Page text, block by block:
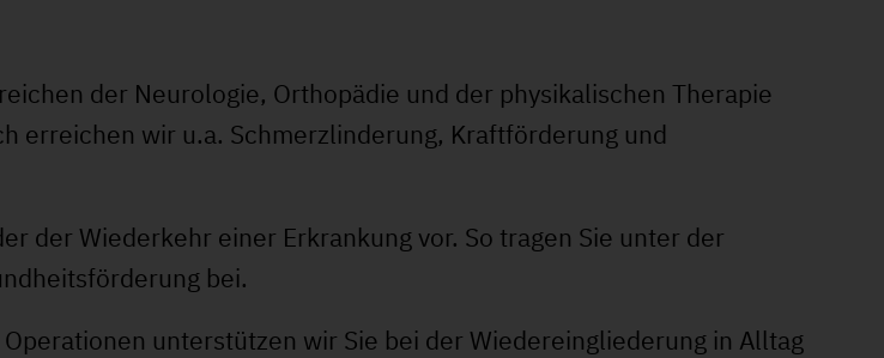
der Neurologie, Orthopädie und der physikalischen Therapie
erreichen wir u.a. Schmerzlinderung, Kraftförderung und
der Wiederkehr einer Erkrankung vor. So tragen Sie unter der
bei.
unterstützen wir Sie bei der Wiedereingliederung in Alltag